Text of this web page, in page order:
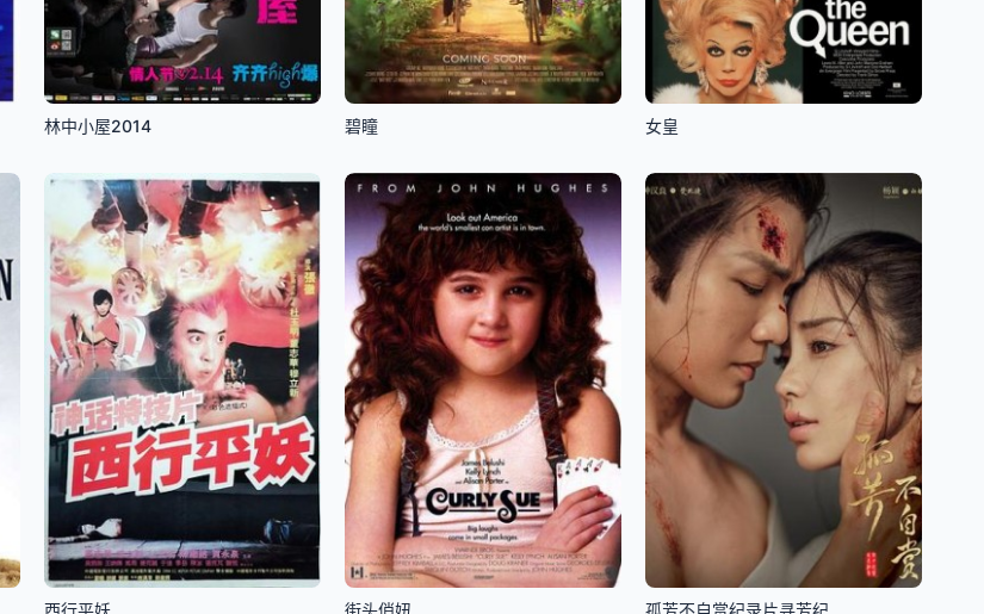
林中小屋2014 碧瞳 女皇
西行平妖 街头俏妞 孤芳不自赏纪录片寻芳纪